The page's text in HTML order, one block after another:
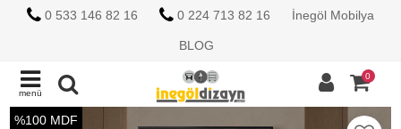
0 533 146 82 16 0 224 713 82 16 İnegöl Mobilya
BLOG
menü
0
%100 MDF